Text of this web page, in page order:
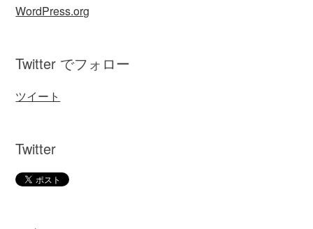
WordPress.org
Twitter でフォロー
ツイート
Twitter